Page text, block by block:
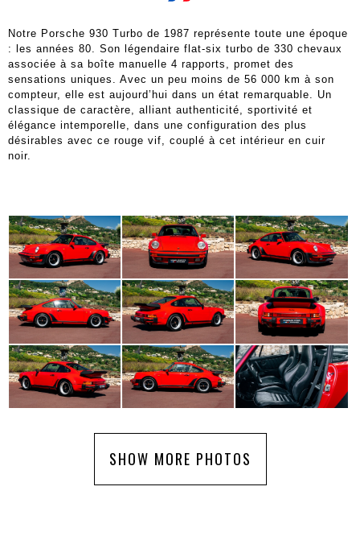
Notre Porsche 930 Turbo de 1987 représente toute une époque
: les années 80. Son légendaire flat-six turbo de 330 chevaux
associée à sa boîte manuelle 4 rapports, promet des
sensations uniques. Avec un peu moins de 56 000 km à son
compteur, elle est aujourd’hui dans un état remarquable. Un
classique de caractère, alliant authenticité, sportivité et
élégance intemporelle, dans une configuration des plus
désirables avec ce rouge vif, couplé à cet intérieur en cuir
noir.
SHOW MORE PHOTOS